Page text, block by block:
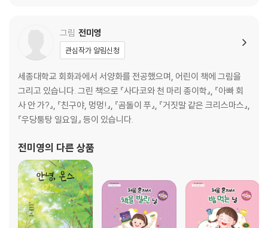
그림 전미영
관심작가 알림신청
세종대학교 회화과에서 서양화를 전공했으며, 어린이 책에 그림을
그리고 있습니다. 그린 책으로 『사다코와 천 마리 종이학』, 『아빠 회
사 안 가?』, 『친구야, 멍멍!』, 『곰돌이 푸』, 『거짓말 같은 크리스마스』,
『우당퉁탕 일요일』 등이 있습니다.
전미영의 다른 상품